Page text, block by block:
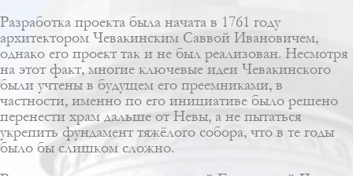
Разработка проекта была начата в 1761 году
архитектором Чевакинским Саввой Ивановичем,
однако его проект так и не был реализован. Несмотря
на этот факт, многие ключевые идеи Чевакинского
были учтены в будущем его преемниками, в
частности, именно по его инициативе было решено
перенести храм дальше от Невы, а не пытаться
укрепить фундамент тяжёлого собора, что в те годы
было бы слишком сложно.